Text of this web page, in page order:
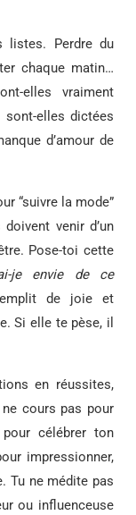
listes. Perdre du
chaque matin…
elles vraiment
sont-elles dictées
d’amour de
“suivre la mode”
venir d’un
Pose-toi cette
je envie de ce
de joie et
Si elle te pèse, il
en réussites,
cours pas pour
pour célébrer ton
impressionner,
Tu ne médite pas
ou influenceuse